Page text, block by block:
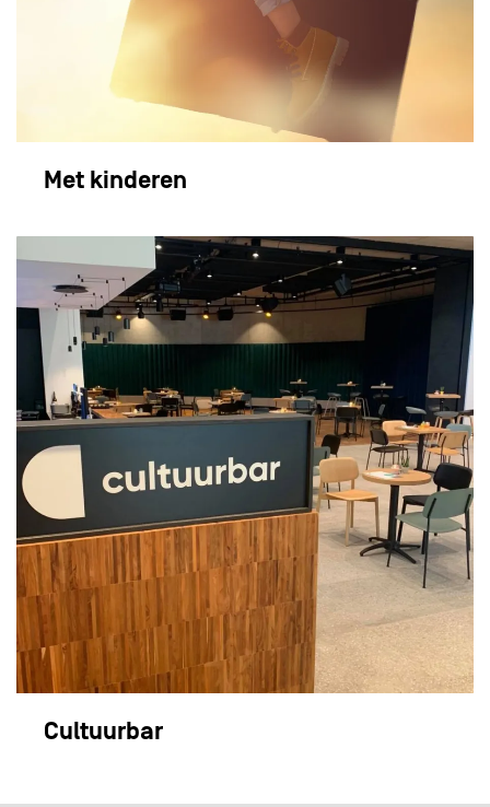
Met kinderen
Cultuurbar